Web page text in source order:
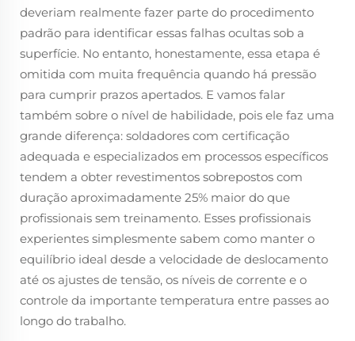
deveriam realmente fazer parte do procedimento
padrão para identificar essas falhas ocultas sob a
superfície. No entanto, honestamente, essa etapa é
omitida com muita frequência quando há pressão
para cumprir prazos apertados. E vamos falar
também sobre o nível de habilidade, pois ele faz uma
grande diferença: soldadores com certificação
adequada e especializados em processos específicos
tendem a obter revestimentos sobrepostos com
duração aproximadamente 25% maior do que
profissionais sem treinamento. Esses profissionais
experientes simplesmente sabem como manter o
equilíbrio ideal desde a velocidade de deslocamento
até os ajustes de tensão, os níveis de corrente e o
controle da importante temperatura entre passes ao
longo do trabalho.